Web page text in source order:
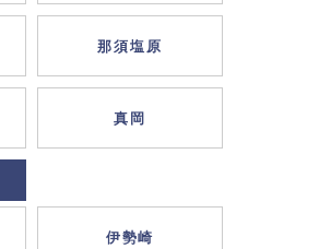
那須塩原
真岡
伊勢崎